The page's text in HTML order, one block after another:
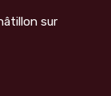
sur